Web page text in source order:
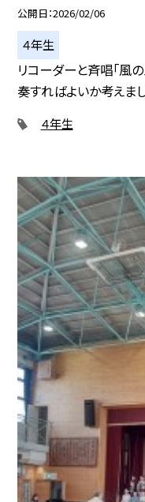
公開日 2026/02/06
４年生
リコーダーと斉唱「風
奏すればよいか考えま
４年生